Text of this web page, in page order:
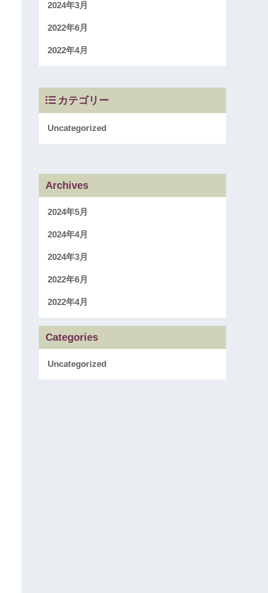
2024年3月
2022年6月
2022年4月
カテゴリー
Uncategorized
Archives
2024年5月
2024年4月
2024年3月
2022年6月
2022年4月
Categories
Uncategorized